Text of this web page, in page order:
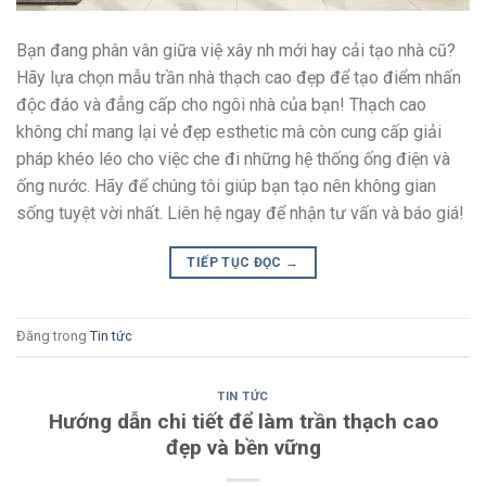
Bạn đang phân vân giữa việ xây nh mới hay cải tạo nhà cũ?
Hãy lựa chọn mẫu trần nhà thạch cao đẹp để tạo điểm nhấn
độc đáo và đẳng cấp cho ngôi nhà của bạn! Thạch cao
không chỉ mang lại vẻ đẹp esthetic mà còn cung cấp giải
pháp khéo léo cho việc che đi những hệ thống ống điện và
ống nước. Hãy để chúng tôi giúp bạn tạo nên không gian
sống tuyệt vời nhất. Liên hệ ngay để nhận tư vấn và báo giá!
TIẾP TỤC ĐỌC →
Đăng trong Tin tức
TIN TỨC
Hướng dẫn chi tiết để làm trần thạch cao
đẹp và bền vững